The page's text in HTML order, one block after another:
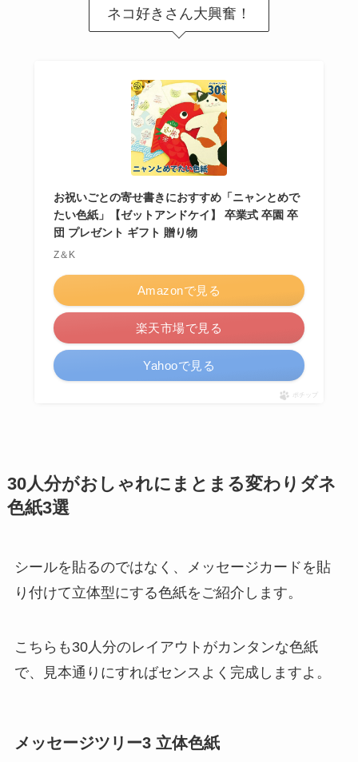
ネコ好きさん大興奮！
お祝いごとの寄せ書きにおすすめ「ニャンとめで
たい色紙」【ゼットアンドケイ】 卒業式 卒園 卒
団 プレゼント ギフト 贈り物
Z＆K
Amazonで見る
楽天市場で見る
Yahooで見る
ポチップ
30人分がおしゃれにまとまる変わりダネ
色紙3選
シールを貼るのではなく、メッセージカードを貼
り付けて立体型にする色紙をご紹介します。
こちらも30人分のレイアウトがカンタンな色紙
で、見本通りにすればセンスよく完成しますよ。
メッセージツリー3 立体色紙